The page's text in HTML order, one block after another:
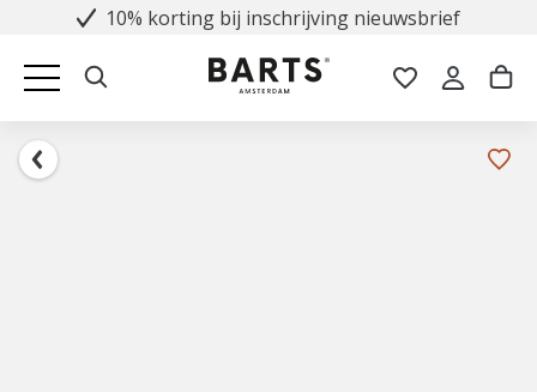
10% korting bij inschrijving nieuwsbrief